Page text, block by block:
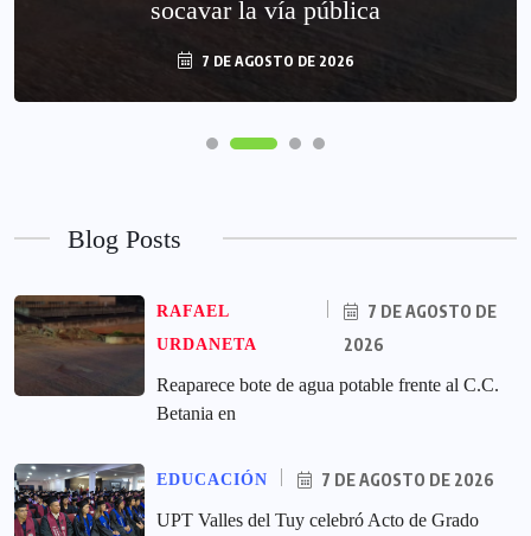
socavar la vía pública
7 DE AGOSTO DE 2026
Blog Posts
RAFAEL
URDANETA
7 DE AGOSTO DE
2026
Reaparece bote de agua potable frente al C.C.
Betania en
EDUCACIÓN
7 DE AGOSTO DE 2026
UPT Valles del Tuy celebró Acto de Grado